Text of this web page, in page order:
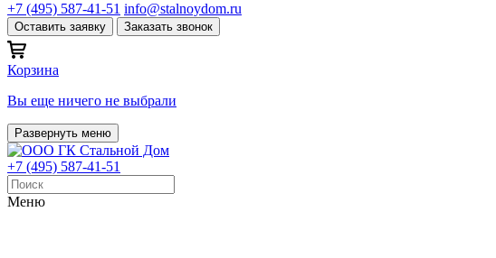
+7 (495) 587-41-51 info@stalnoydom.ru
Оставить заявку Заказать звонок
Корзина
Вы еще ничего не выбрали
Развернуть меню
+7 (495) 587-41-51
Меню